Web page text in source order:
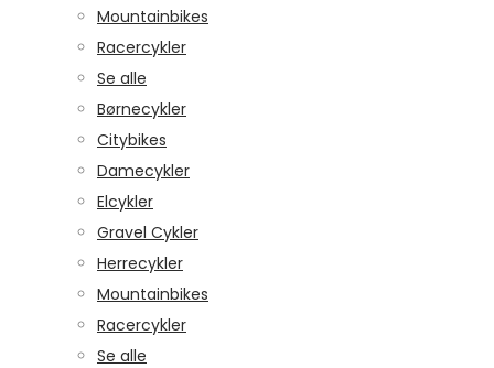
Mountainbikes
Racercykler
Se alle
Børnecykler
Citybikes
Damecykler
Elcykler
Gravel Cykler
Herrecykler
Mountainbikes
Racercykler
Se alle